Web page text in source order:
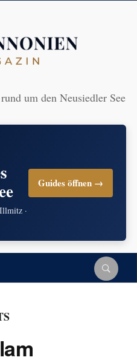
um den Neusiedler See
·
Guides öffnen →